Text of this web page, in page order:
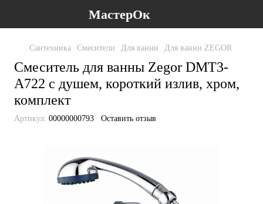
МастерОк
Сантехника Смесители Для ванни Для ванни ZEGOR
Смеситель для ванны Zegor DMT3-
A722 с душем, короткий излив, хром,
комплект
Артикул: 00000000793 Оставить отзыв